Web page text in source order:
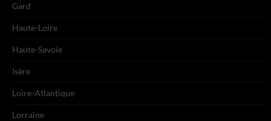
Gard
Haute-Loire
Haute-Savoie
Isère
Loire-Atlantique
Lorraine